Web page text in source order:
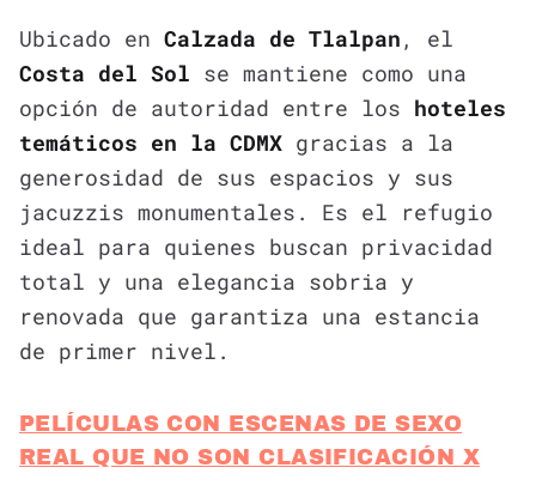
Ubicado en Calzada de Tlalpan , el
Costa del Sol se mantiene como una
opción de autoridad entre los hoteles
temáticos en la CDMX gracias a la
generosidad de sus espacios y sus
jacuzzis monumentales. Es el refugio
ideal para quienes buscan privacidad
total y una elegancia sobria y
renovada que garantiza una estancia
de primer nivel.
PELÍCULAS CON ESCENAS DE SEXO
REAL QUE NO SON CLASIFICACIÓN X